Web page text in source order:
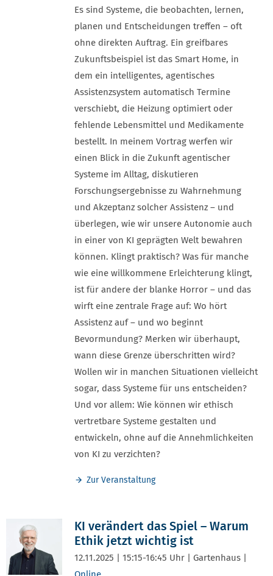
Es sind Systeme, die beobachten, lernen,
planen und Entscheidungen treffen – oft
ohne direkten Auftrag. Ein greifbares
Zukunftsbeispiel ist das Smart Home, in
dem ein intelligentes, agentisches
Assistenzsystem automatisch Termine
verschiebt, die Heizung optimiert oder
fehlende Lebensmittel und Medikamente
bestellt. In meinem Vortrag werfen wir
einen Blick in die Zukunft agentischer
Systeme im Alltag, diskutieren
Forschungsergebnisse zu Wahrnehmung
und Akzeptanz solcher Assistenz – und
überlegen, wie wir unsere Autonomie auch
in einer von KI geprägten Welt bewahren
können. Klingt praktisch? Was für manche
wie eine willkommene Erleichterung klingt,
ist für andere der blanke Horror – und das
wirft eine zentrale Frage auf: Wo hört
Assistenz auf – und wo beginnt
Bevormundung? Merken wir überhaupt,
wann diese Grenze überschritten wird?
Wollen wir in manchen Situationen vielleicht
sogar, dass Systeme für uns entscheiden?
Und vor allem: Wie können wir ethisch
vertretbare Systeme gestalten und
entwickeln, ohne auf die Annehmlichkeiten
von KI zu verzichten?
Zur Veranstaltung
KI verändert das Spiel – Warum
Ethik jetzt wichtig ist
12.11.2025 | 15:15-16:45 Uhr | Gartenhaus |